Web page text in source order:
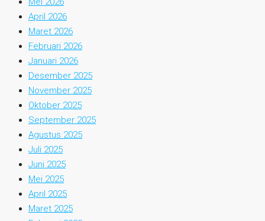
April 2026
Maret 2026
Februari 2026
Januari 2026
Desember 2025
November 2025
Oktober 2025
September 2025
Agustus 2025
Juli 2025
Juni 2025
Mei 2025
April 2025
Maret 2025